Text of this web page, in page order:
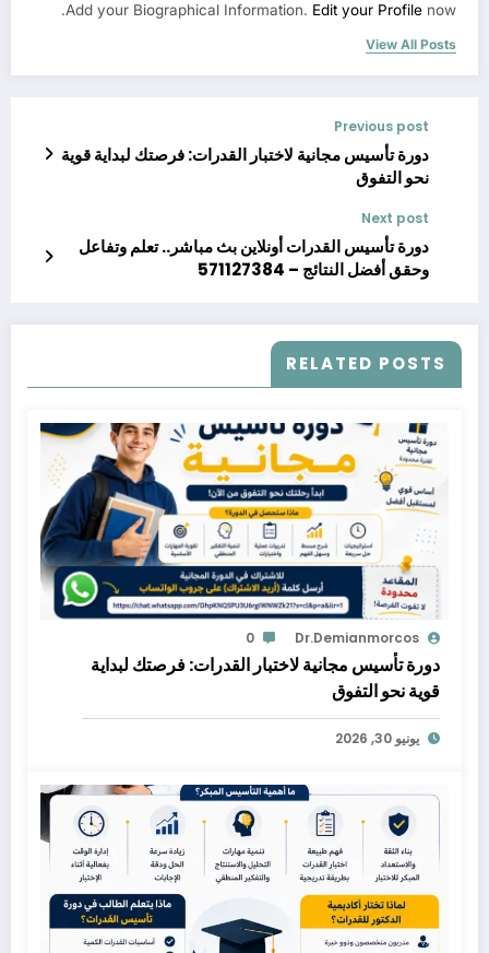
Add your Biographical Information. Edit your Profile now.
View All Posts
Previous post
دورة تأسيس مجانية لاختبار القدرات: فرصتك لبداية قوية
نحو التفوق
Next post
دورة تأسيس القدرات أونلاين بث مباشر.. تعلم وتفاعل
وحقق أفضل النتائج – 571127384
RELATED POSTS
Dr.demianmorcos
0
دورة تأسيس مجانية لاختبار القدرات: فرصتك لبداية
قوية نحو التفوق
يونيو 30, 2026